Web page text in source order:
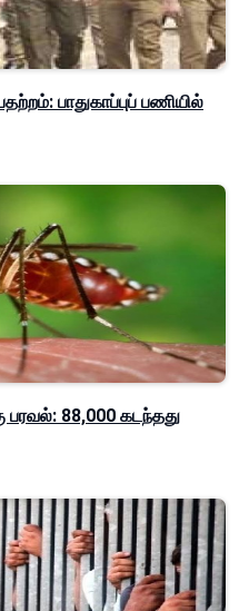
பாதுகாப்புப் பணியில்
88,000 கடந்தது